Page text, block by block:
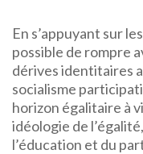
En s’appuyant sur
possible de rompre
dérives identitaires
socialisme
horizon égalitaire à
idéologie de
l’éducation et du